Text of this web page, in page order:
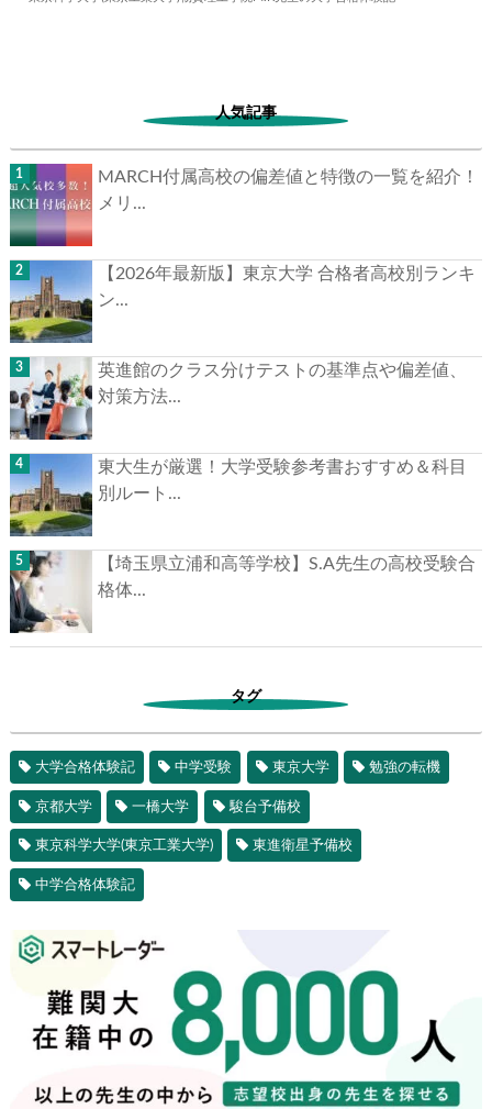
人気記事
MARCH付属高校の偏差値と特徴の一覧を紹介！
メリ...
【2026年最新版】東京大学 合格者高校別ランキ
ン...
英進館のクラス分けテストの基準点や偏差値、
対策方法...
東大生が厳選！大学受験参考書おすすめ＆科目
別ルート...
【埼玉県立浦和高等学校】S.A先生の高校受験合
格体...
タグ
大学合格体験記 中学受験 東京大学 勉強の転機
京都大学 一橋大学 駿台予備校
東京科学大学(東京工業大学) 東進衛星予備校
中学合格体験記